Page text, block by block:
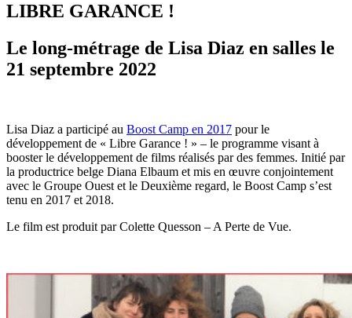
LIBRE GARANCE !
Le long-métrage de Lisa Diaz en salles le
21 septembre 2022
Lisa Diaz a participé au Boost Camp en 2017 pour le
développement de « Libre Garance ! » – le programme visant à
booster le développement de films réalisés par des femmes. Initié par
la productrice belge Diana Elbaum et mis en œuvre conjointement
avec le Groupe Ouest et le Deuxième regard, le Boost Camp s’est
tenu en 2017 et 2018.
Le film est produit par Colette Quesson – A Perte de Vue.